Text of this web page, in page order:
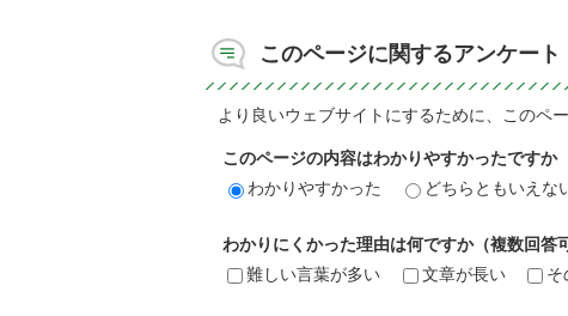
このページに関するアンケート
より良いウェブサイトにするために、このペ
このページの内容はわかりやすかったですか
わかりやすかった
どちらともいえな
わかりにくかった理由は何ですか（複数回答
難しい言葉が多い
文章が長い そ